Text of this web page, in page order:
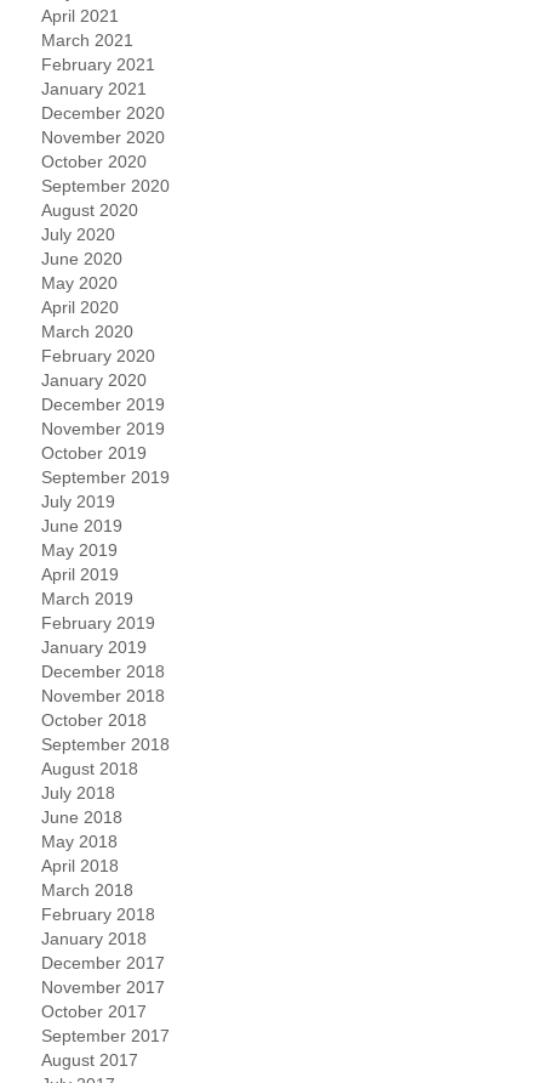
April 2021
March 2021
February 2021
January 2021
December 2020
November 2020
October 2020
September 2020
August 2020
July 2020
June 2020
May 2020
April 2020
March 2020
February 2020
January 2020
December 2019
November 2019
October 2019
September 2019
July 2019
June 2019
May 2019
April 2019
March 2019
February 2019
January 2019
December 2018
November 2018
October 2018
September 2018
August 2018
July 2018
June 2018
May 2018
April 2018
March 2018
February 2018
January 2018
December 2017
November 2017
October 2017
September 2017
August 2017